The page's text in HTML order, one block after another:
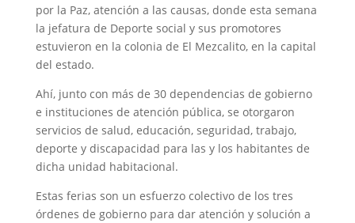
por la Paz, atención a las causas, donde esta semana
la jefatura de Deporte social y sus promotores
estuvieron en la colonia de El Mezcalito, en la capital
del estado.
Ahí, junto con más de 30 dependencias de gobierno
e instituciones de atención pública, se otorgaron
servicios de salud, educación, seguridad, trabajo,
deporte y discapacidad para las y los habitantes de
dicha unidad habitacional.
Estas ferias son un esfuerzo colectivo de los tres
órdenes de gobierno para dar atención y solución a